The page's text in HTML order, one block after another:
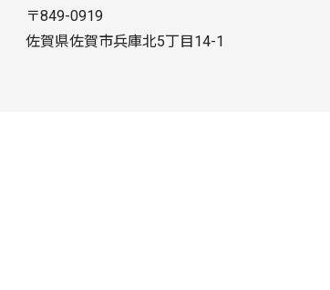
〒849-0919
佐賀県佐賀市兵庫北5丁目14-1